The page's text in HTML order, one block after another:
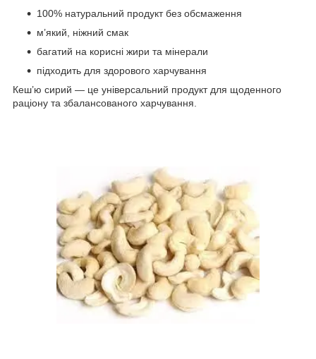
100% натуральний продукт без обсмаження
м’який, ніжний смак
багатий на корисні жири та мінерали
підходить для здорового харчування
Кеш’ю сирий — це універсальний продукт для щоденного
раціону та збалансованого харчування.